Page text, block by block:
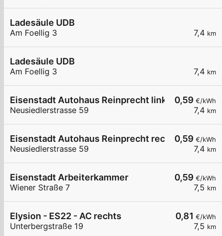
7,4 km
Ladesäule UDB
Am Foellig 3
7,4 km
Ladesäule UDB
Am Foellig 3
0,59 €/kWh
7,4 km
Eisenstadt Autohaus Reinprecht links
Neusiedlerstrasse 59
0,59 €/kWh
7,4 km
Eisenstadt Autohaus Reinprecht rechts
Neusiedlerstrasse 59
0,59 €/kWh
7,5 km
Eisenstadt Arbeiterkammer
Wiener Straße 7
0,81 €/kWh
7,5 km
Elysion - ES22 - AC rechts
Unterbergstraße 19